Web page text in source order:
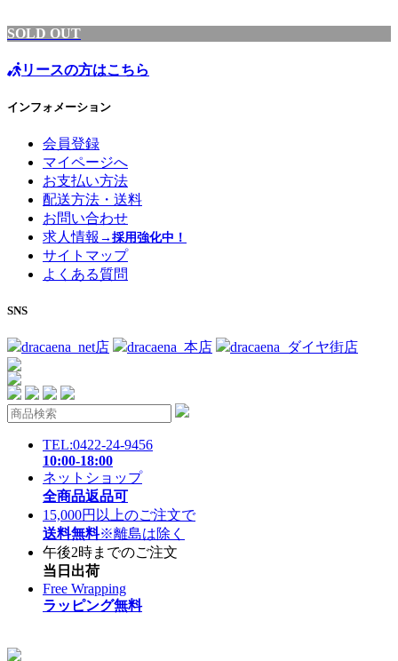
SOLD OUT
リースの方はこちら
インフォメーション
会員登録
マイページへ
お支払い方法
配送方法・送料
お問い合わせ
求人情報 →採用強化中！
サイトマップ
よくある質問
SNS
dracaena_net店 dracaena_本店 dracaena_ダイヤ街店
TEL:0422-24-9456
10:00-18:00
ネットショップ
全商品返品可
15,000円以上のご注文で
送料無料※離島は除く
午後2時までのご注文
当日出荷
Free Wrapping
ラッピング無料